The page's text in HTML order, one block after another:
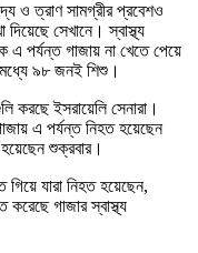
ও ত্রাণ সামগ্রীর প্রবেশও
সেখানে। স্বাস্থ্য
এ পর্যন্ত গাজায় না খেতে পেয়ে
৯৮ জনই শিশু।
করছে ইসরায়েলি সেনারা।
এ পর্যন্ত নিহত হয়েছেন
শুক্রবার।
যারা নিহত হয়েছেন,
গাজার স্বাস্থ্য